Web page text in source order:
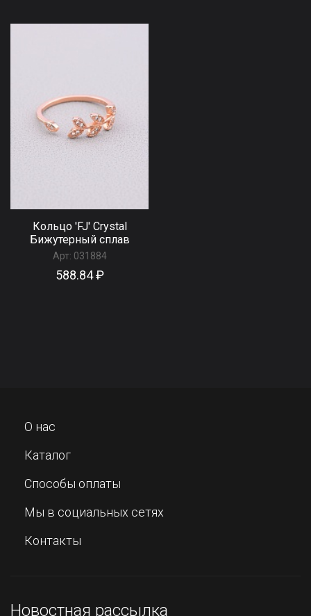
Кольцо 'FJ' Сrystal
Бижутерный сплав
Арт: 031884
588.84 ₽
О нас
Каталог
Способы оплаты
Мы в социальных сетях
Контакты
Новостная рассылка